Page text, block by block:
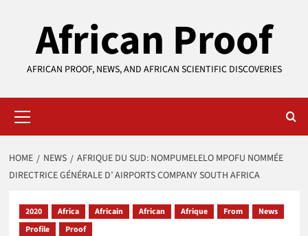
African Proof
AFRICAN PROOF, NEWS, AND AFRICAN SCIENTIFIC DISCOVERIES
Menu
HOME NEWS
AFRIQUE DU SUD: NOMPUMELELO MPOFU NOMMÉE
DIRECTRICE GÉNÉRALE D’ AIRPORTS COMPANY SOUTH AFRICA
2020 Africa Africain African Afrique From
News
Profile
Proof